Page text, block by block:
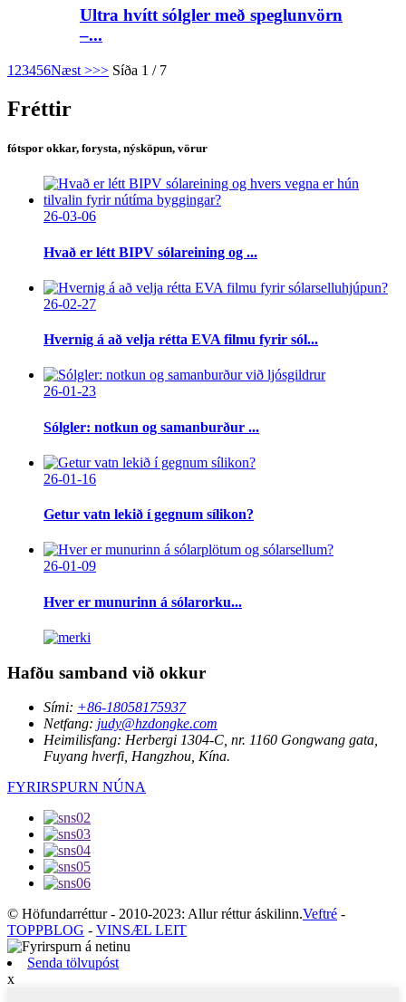
Ultra hvítt sólgler með speglunvörn
–...
1 23456Næst >>> Síða 1 / 7
Fréttir
fótspor okkar, forysta, nýsköpun, vörur
26-03-06
Hvað er létt BIPV sólareining og ...
26-02-27
Hvernig á að velja rétta EVA filmu fyrir sól...
26-01-23
Sólgler: notkun og samanburður ...
26-01-16
Getur vatn lekið í gegnum sílikon?
26-01-09
Hver er munurinn á sólarorku...
Hafðu samband við okkur
Sími: +86-18058175937
Netfang: judy@hzdongke.com
Heimilisfang: Herbergi 1304-C, nr. 1160 Gongwang gata,
Fuyang hverfi, Hangzhou, Kína.
FYRIRSPURN NÚNA
© Höfundarréttur - 2010-2023: Allur réttur áskilinn.Veftré -
TOPPBLOG - VINSÆL LEIT
Senda tölvupóst
x